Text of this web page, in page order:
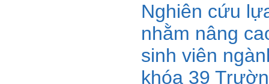
Nghiên cứu
nhằm nâng
sinh viên
khóa 39